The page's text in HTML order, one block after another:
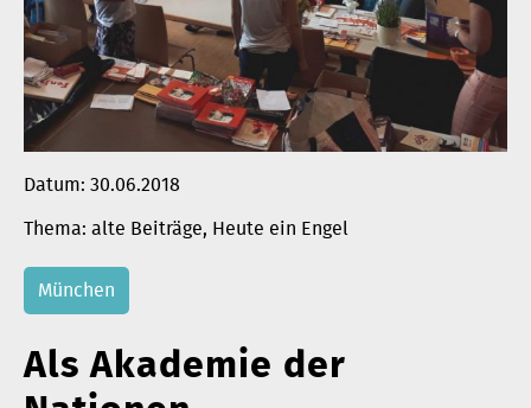
Datum: 30.06.2018
alte Beiträge, Heute ein Engel
München
Als Akademie der